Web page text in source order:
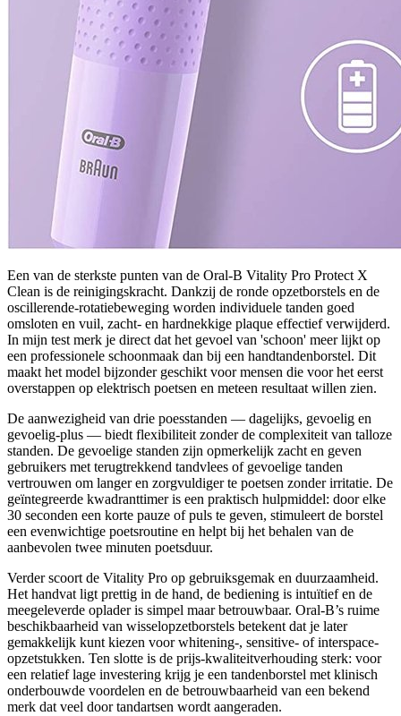
Een van de sterkste punten van de Oral-B Vitality Pro Protect X
Clean is de reinigingskracht. Dankzij de ronde opzetborstels en de
oscillerende-rotatiebeweging worden individuele tanden goed
omsloten en vuil, zacht- en hardnekkige plaque effectief verwijderd.
In mijn test merk je direct dat het gevoel van 'schoon' meer lijkt op
een professionele schoonmaak dan bij een handtandenborstel. Dit
maakt het model bijzonder geschikt voor mensen die voor het eerst
overstappen op elektrisch poetsen en meteen resultaat willen zien.
De aanwezigheid van drie poesstanden — dagelijks, gevoelig en
gevoelig-plus — biedt flexibiliteit zonder de complexiteit van talloze
standen. De gevoelige standen zijn opmerkelijk zacht en geven
gebruikers met terugtrekkend tandvlees of gevoelige tanden
vertrouwen om langer en zorgvuldiger te poetsen zonder irritatie. De
geïntegreerde kwadranttimer is een praktisch hulpmiddel: door elke
30 seconden een korte pauze of puls te geven, stimuleert de borstel
een evenwichtige poetsroutine en helpt bij het behalen van de
aanbevolen twee minuten poetsduur.
Verder scoort de Vitality Pro op gebruiksgemak en duurzaamheid.
Het handvat ligt prettig in de hand, de bediening is intuïtief en de
meegeleverde oplader is simpel maar betrouwbaar. Oral-B’s ruime
beschikbaarheid van wisselopzetborstels betekent dat je later
gemakkelijk kunt kiezen voor whitening-, sensitive- of interspace-
opzetstukken. Ten slotte is de prijs-kwaliteitverhouding sterk: voor
een relatief lage investering krijg je een tandenborstel met klinisch
onderbouwde voordelen en de betrouwbaarheid van een bekend
merk dat veel door tandartsen wordt aangeraden.